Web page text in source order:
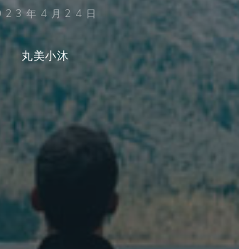
年4月24日
丸美小沐